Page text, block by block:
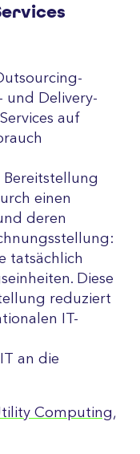
und Delivery-
auf
Bereitstellung
einen
deren
tatsächlich
Diese
reduziert
IT-
an die
Computing,